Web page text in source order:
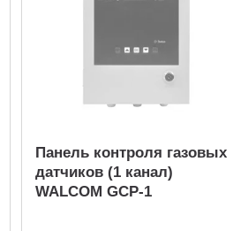
Панель контроля газовых
датчиков (1 канал)
WALCOM GCP-1